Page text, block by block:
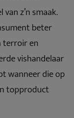
z’n smaak.
beter
terroir en
vishandelaar
wanneer die op
topproduct